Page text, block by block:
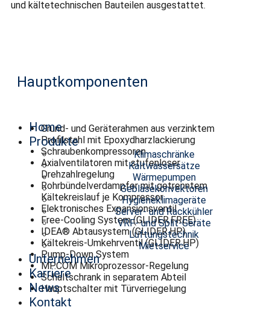
Home
Produkte
Klimaschränke
Kaltwassersätze
Wärmepumpen
Gebläsekonvektoren
Hygieneklimageräte
Server- und Rackkühler
VRF- und Split-Geräte
Lüftungstechnik
Mietservice
Unternehmen
Karriere
News
Kontakt
und kältetechnischen Bauteilen ausgestattet.
Hauptkomponenten
Grund- und Geräterahmen aus verzinktem
Profilstahl mit Epoxydharzlackierung
Schraubenkompressoren
Axialventilatoren mit stufenloser
Drehzahlregelung
Rohrbündelverdampfer mit getrenntem
Kältekreislauf je Kompressor
Elektronisches Expansionsventil
Free-Cooling System (GLIDER.FREE)
IDEA® Abtausystem (GLIDER.HP)
Kältekreis-Umkehrventil (GLIDER.HP)
Pump-Down System
MP.COM Mikroprozessor-Regelung
Schaltschrank in separatem Abteil
Hauptschalter mit Türverriegelung